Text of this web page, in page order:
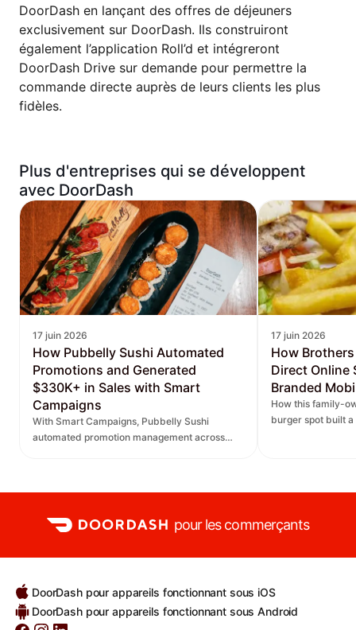
DoorDash en lançant des offres de déjeuners
exclusivement sur DoorDash. Ils construiront
également l’application Roll’d et intégreront
DoorDash Drive sur demande pour permettre la
commande directe auprès de leurs clients les plus
fidèles.
Plus d'entreprises qui se développent
avec DoorDash
17 juin 2026
How Pubbelly Sushi Automated
Promotions and Generated
$330K+ in Sales with Smart
Campaigns
With Smart Campaigns, Pubbelly Sushi
automated promotion management across
17 juin 2026
How
Direct Online
Branded
How this family-
burger spot built
pour les commerçants
DoorDash pour appareils fonctionnant sous iOS
DoorDash pour appareils fonctionnant sous Android